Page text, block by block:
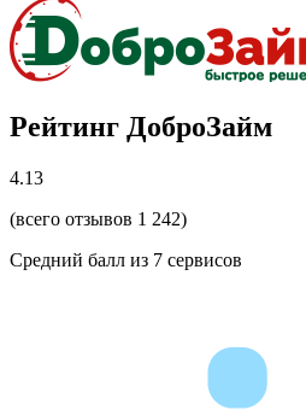
Рейтинг ДоброЗайм
4.13
(всего отзывов 1 242)
Средний балл из 7 сервисов